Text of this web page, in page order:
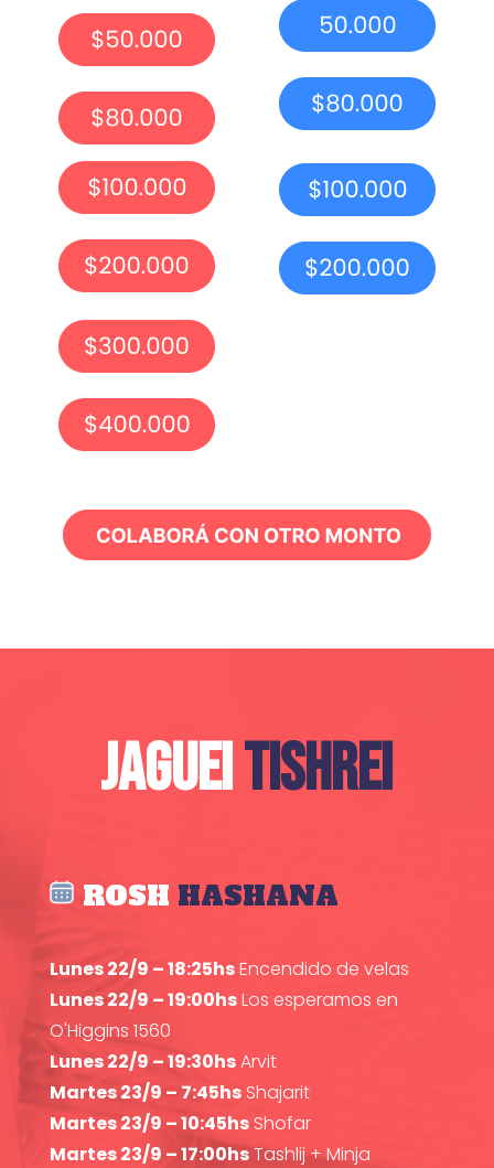
JAGUEITISHREI
ROSH HASHANA
Lunes 22/9 – 18:25hsEncendido de velas
Lunes 22/9 – 19:00hsLos esperamos en
O'Higgins 1560
Lunes 22/9 – 19:30hsArvit
Martes 23/9 – 7:45hsShajarit
Martes 23/9 – 10:45hsShofar
Martes 23/9 – 17:00hsTashlij + Minja